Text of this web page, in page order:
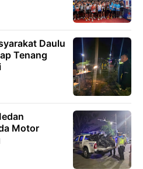
Daulu
Tenang
Motor